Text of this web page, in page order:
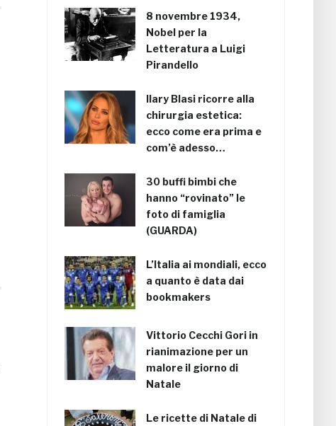
8 novembre 1934,
Nobel per la
Letteratura a Luigi
Pirandello
Ilary Blasi ricorre alla
chirurgia estetica:
ecco come era prima e
com’è adesso…
30 buffi bimbi che
hanno “rovinato” le
foto di famiglia
(GUARDA)
L’Italia ai mondiali, ecco
a quanto è data dai
bookmakers
Vittorio Cecchi Gori in
rianimazione per un
malore il giorno di
Natale
Le ricette di Natale di